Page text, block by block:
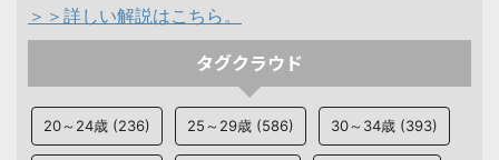
＞＞詳しい解説はこちら。
タグクラウド
20～24歳 (236) 25～29歳 (586) 30～34歳 (393)